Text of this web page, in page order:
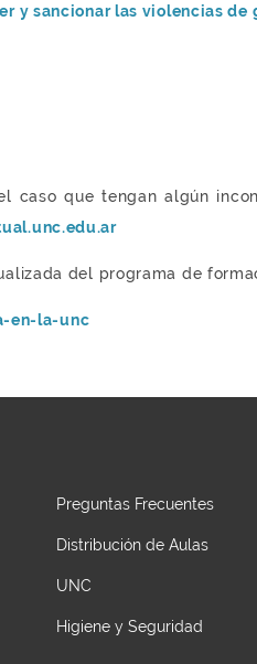
y sancionar las violencias de
caso que tengan algún
del programa de
en-la-unc
Preguntas Frecuentes
Distribución de Aulas
UNC
Higiene y Seguridad